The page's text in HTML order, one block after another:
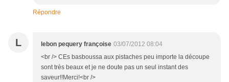
Répondre
L lebon pequery françoise 03/07/2012 08:04
<br /> CEs basboussa aux pistaches peu importe la découpe
sont très beaux et je ne doute pas un seul instant des
saveur!!Merci!<br />